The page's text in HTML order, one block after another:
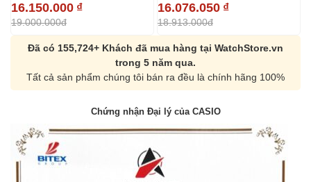
16.150.000 ₫
19.000.000đ
16.076.050 ₫
18.913.000đ
Đã có 155,724+ Khách đã mua hàng tại WatchStore.vn
trong 5 năm qua.
Tất cả sản phẩm chúng tôi bán ra đều là chính hãng 100%
Chứng nhận Đại lý của CASIO